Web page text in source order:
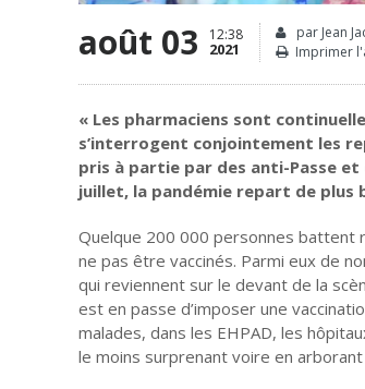
août 03 12:38
2021
par Jean
Imprimer
« Les pharmaciens sont
s’interrogent conjointement les
pris à partie par des anti-Passe
juillet, la pandémie repart de plus
Quelque 200 000 personnes battent
ne pas être vaccinés. Parmi eux de
qui reviennent sur le devant de la
est en passe d’imposer une
malades, dans les EHPAD, les
le moins surprenant voire en